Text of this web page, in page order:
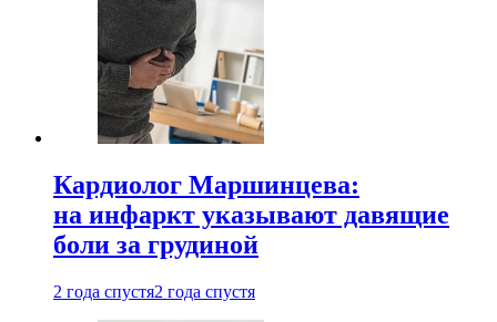
Кардиолог Маршинцева:
на инфаркт указывают давящие
боли за грудиной
2 года спустя2 года спустя